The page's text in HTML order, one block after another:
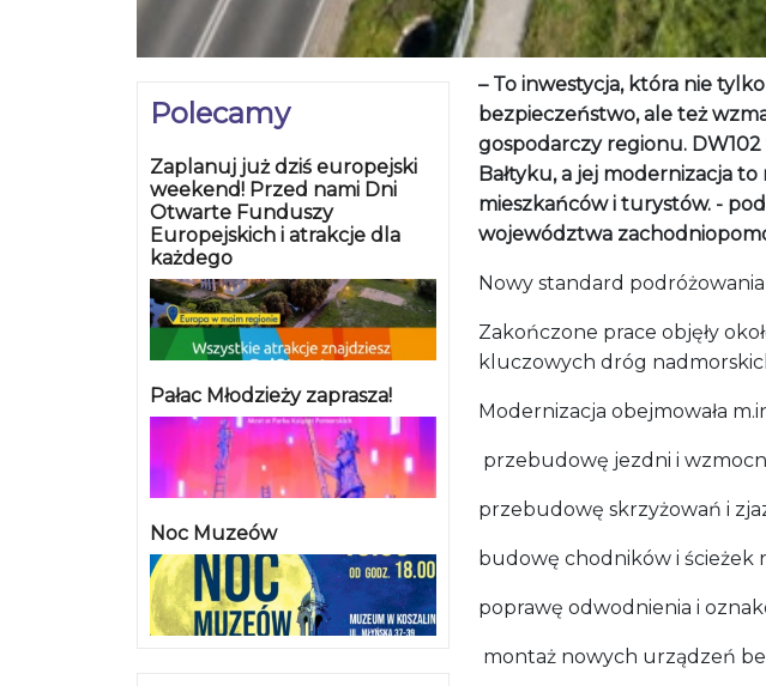
Polecamy
Zaplanuj już dziś europejski
weekend! Przed nami Dni
Otwarte Funduszy
Europejskich i atrakcje dla
każdego
Pałac Młodzieży zaprasza!
Noc Muzeów
– To inwestycja, która nie
bezpieczeństwo, ale też
gospodarczy regionu.
Bałtyku, a jej modernizacja
mieszkańców i turystów. -
województwa
Nowy standard
Zakończone prace objęły
kluczowych dróg
Modernizacja obejmowała
przebudowę jezdni i
przebudowę skrzyżowań i
budowę chodników i ścieżek
poprawę odwodnienia i
montaż nowych urządzeń